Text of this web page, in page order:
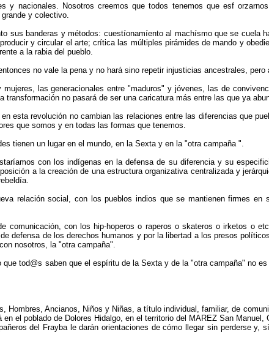
nacionales. Nosotros creemos que todos tenemos que esf
y colectivo.
sus banderas y métodos: cuestíonamíento al machísmo que se cuela
y circular el arte; crítica las múltiples pirámides de mando y
a la rabia del pueblo.
no vale la pena y no hará sino repetir injusticias ancestrales, pero
las generacionales entre "maduros" y jóvenes, las de
no pasará de ser una caricatura más entre las que ya
esta revolución no cambian las relaciones entre las diferencias que
que somos y en todas las formas que tenemos.
tienen un lugar en el mundo, en la Sexta y en la "otra campaña ".
con los indígenas en la defensa de su diferencia y su
a la creación de una estructura organizativa centralizada y
relación social, con los pueblos indios que se mantienen firmes en
con los hip-hoperos o raperos o skateros o irketos o
defensa de los derechos humanos y por la libertad a los presos
nosotros, la "otra campaña".
tod@s saben que el espíritu de la Sexta y de la "otra campaña" no
Ancianos, Niños y Niñas, a título individual, familiar, de
el poblado de Dolores Hidalgo, en el territorio del MAREZ San Manuel,
del Frayba le darán orientaciones de cómo llegar sin perderse y,